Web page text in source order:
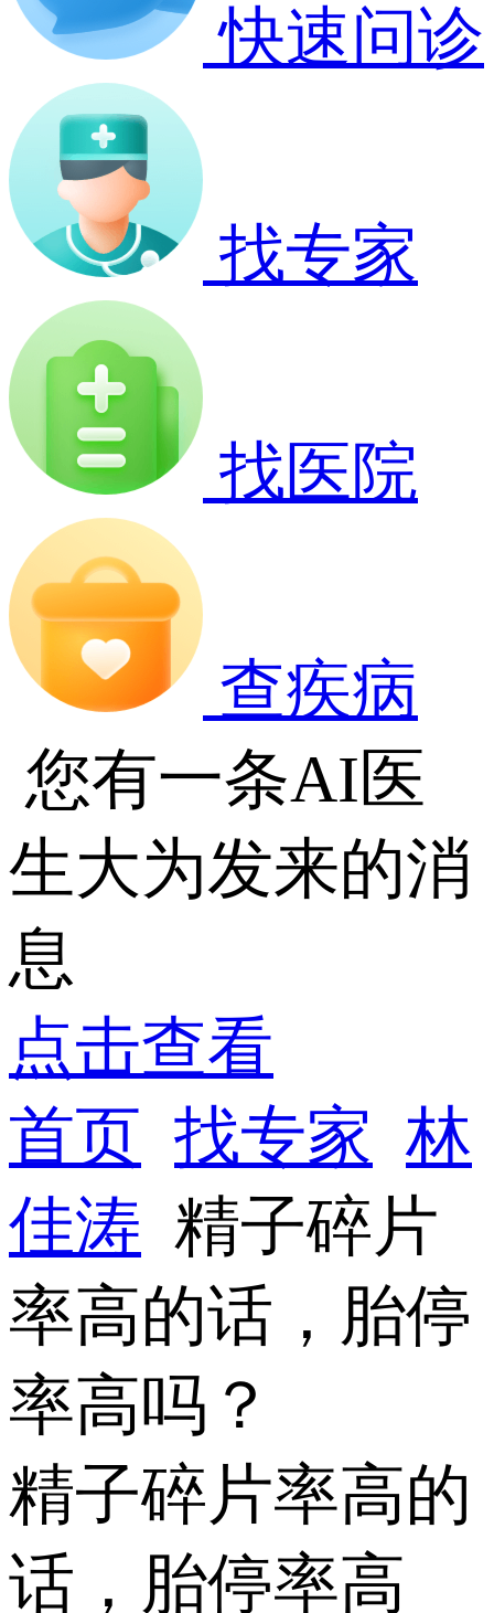
快速问诊
找专家
找医院
查疾病
您有一条AI医
生大为发来的消
息
点击查看
首页 找专家 林
佳涛 精子碎片
率高的话，胎停
率高吗？
精子碎片率高的
话，胎停率高